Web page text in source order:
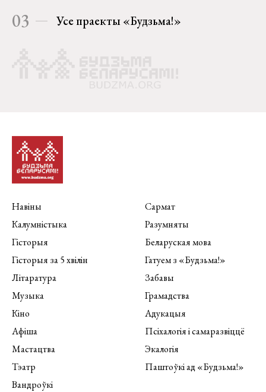
03 Усе праекты «Будзьма!»
Навіны
Калумністыка
Гісторыя
Гісторыя за 5 хвілін
Літаратура
Музыка
Кіно
Афіша
Мастацтва
Тэатр
Вандроўкі
Сармат
Разумняты
Беларуская мова
Гатуем з «Будзьма!»
Забавы
Грамадства
Адукацыя
Псіхалогія і самаразвіццё
Экалогія
Паштоўкі ад «Будзьма!»